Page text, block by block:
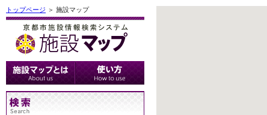
トップページ ＞ 施設マップ